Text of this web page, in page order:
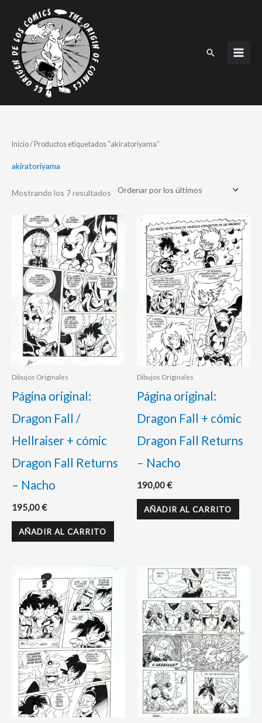
contenido
Buscar
Inicio/ Productos etiquetados “akiratoriyama”
akiratoriyama
Mostrando los 7 resultados
Ordenado
por
Dibujos Originales
Página original:
Dragon Fall /
Hellraiser + cómic
Dragon Fall Returns
– Nacho
195,00€
AÑADIR AL CARRITO
Dibujos Originales
Página original:
Dragon Fall + cómic
Dragon Fall Returns
– Nacho
190,00€
AÑADIR AL CARRITO